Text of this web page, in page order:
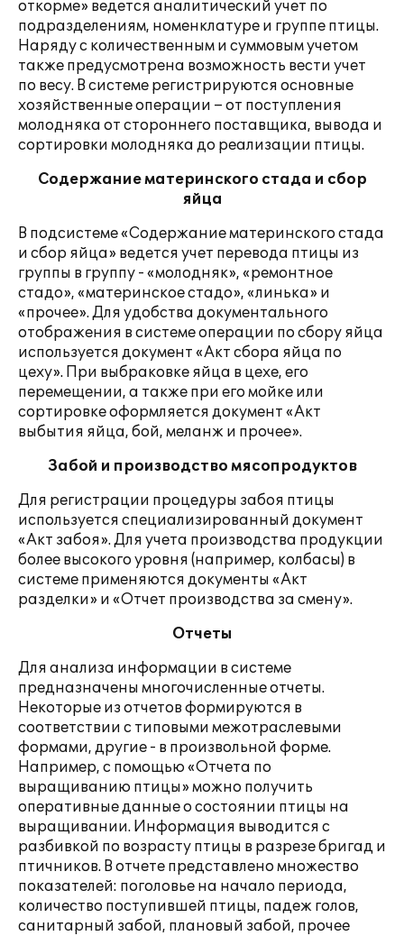
откорме» ведется аналитический учет по
подразделениям, номенклатуре и группе птицы.
Наряду с количественным и суммовым учетом
также предусмотрена возможность вести учет
по весу. В системе регистрируются основные
хозяйственные операции – от поступления
молодняка от стороннего поставщика, вывода и
сортировки молодняка до реализации птицы.
Содержание материнского стада и сбор
яйца
В подсистеме «Содержание материнского стада
и сбор яйца» ведется учет перевода птицы из
группы в группу - «молодняк», «ремонтное
стадо», «материнское стадо», «линька» и
«прочее». Для удобства документального
отображения в системе операции по сбору яйца
используется документ «Акт сбора яйца по
цеху». При выбраковке яйца в цехе, его
перемещении, а также при его мойке или
сортировке оформляется документ «Акт
выбытия яйца, бой, меланж и прочее».
Забой и производство мясопродуктов
Для регистрации процедуры забоя птицы
используется специализированный документ
«Акт забоя». Для учета производства продукции
более высокого уровня (например, колбасы) в
системе применяются документы «Акт
разделки» и «Отчет производства за смену».
Отчеты
Для анализа информации в системе
предназначены многочисленные отчеты.
Некоторые из отчетов формируются в
соответствии с типовыми межотраслевыми
формами, другие - в произвольной форме.
Например, с помощью «Отчета по
выращиванию птицы» можно получить
оперативные данные о состоянии птицы на
выращивании. Информация выводится с
разбивкой по возрасту птицы в разрезе бригад и
птичников. В отчете представлено множество
показателей: поголовье на начало периода,
количество поступившей птицы, падеж голов,
санитарный забой, плановый забой, прочее